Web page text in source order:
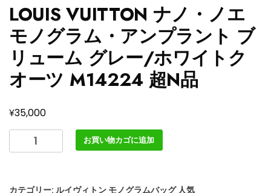
LOUIS VUITTON ナノ・ノエ
モノグラム・アンプラント ブ
リューム グレー/ホワイトク
オーツ M14224 超N品
¥35,000
LOUIS
VUITTON
お買い物カゴに追加
カテゴリー: ルイヴィトン モノグラムバッグ 人気